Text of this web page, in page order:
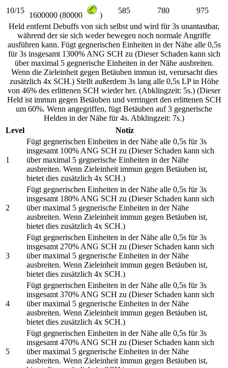
10/15
1600000 (80000 )
585 780
975
Held entfernt Debuffs von sich selbst und wird für 3s unantastbar,
während der sie sich weder bewegen noch normale Angriffe
ausführen kann. Fügt gegnerischen Einheiten in der Nähe alle 0,5s
für 3s insgesamt 1300% ANG SCH zu (Dieser Schaden kann sich
über maximal 5 gegnerische Einheiten in der Nähe ausbreiten.
Wenn die Zieleinheit gegen Betäuben immun ist, verursacht dies
zusätzlich 4x SCH.) Stellt außerdem 3s lang alle 0,5s LP in Höhe
von 46% des erlittenen SCH wieder her. (Abklingzeit: 5s.) (Dieser
Held ist immun gegen Betäuben und verringert den erlittenen SCH
um 60%. Wenn angegriffen, fügt Betäuben auf 3 gegnerische
Helden in der Nähe für 4s. Abklingzeit: 7s.)
Level
Notiz
1
Fügt gegnerischen Einheiten in der Nähe alle 0,5s für 3s
insgesamt 100% ANG SCH zu (Dieser Schaden kann sich
über maximal 5 gegnerische Einheiten in der Nähe
ausbreiten. Wenn Zieleinheit immun gegen Betäuben ist,
bietet dies zusätzlich 4x SCH.)
2
Fügt gegnerischen Einheiten in der Nähe alle 0,5s für 3s
insgesamt 180% ANG SCH zu (Dieser Schaden kann sich
über maximal 5 gegnerische Einheiten in der Nähe
ausbreiten. Wenn Zieleinheit immun gegen Betäuben ist,
bietet dies zusätzlich 4x SCH.)
3
Fügt gegnerischen Einheiten in der Nähe alle 0,5s für 3s
insgesamt 270% ANG SCH zu (Dieser Schaden kann sich
über maximal 5 gegnerische Einheiten in der Nähe
ausbreiten. Wenn Zieleinheit immun gegen Betäuben ist,
bietet dies zusätzlich 4x SCH.)
4
Fügt gegnerischen Einheiten in der Nähe alle 0,5s für 3s
insgesamt 370% ANG SCH zu (Dieser Schaden kann sich
über maximal 5 gegnerische Einheiten in der Nähe
ausbreiten. Wenn Zieleinheit immun gegen Betäuben ist,
bietet dies zusätzlich 4x SCH.)
5
Fügt gegnerischen Einheiten in der Nähe alle 0,5s für 3s
insgesamt 470% ANG SCH zu (Dieser Schaden kann sich
über maximal 5 gegnerische Einheiten in der Nähe
ausbreiten. Wenn Zieleinheit immun gegen Betäuben ist,